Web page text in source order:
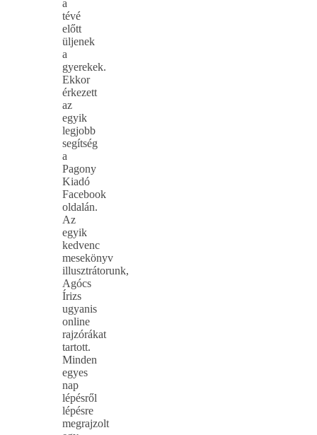
a
tévé
előtt
üljenek
a
gyerekek.
Ekkor
érkezett
az
egyik
legjobb
segítség
a
Pagony
Kiadó
Facebook
oldalán.
Az
egyik
kedvenc
mesekönyv
illusztrátorunk,
Agócs
Írizs
ugyanis
online
rajzórákat
tartott.
Minden
egyes
nap
lépésről
lépésre
megrajzolt